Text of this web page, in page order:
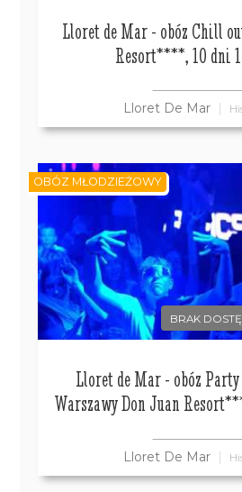
Lloret de Mar - obóz Chill
Resort****, 10 dni
Lloret De Mar
BRAK
Lloret de Mar - obóz
Warszawy Don Juan
Lloret De Mar
OBÓZ MŁODZIEŻOWY